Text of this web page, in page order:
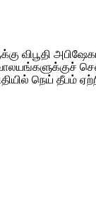
விபூதி
நெய் தீபம்